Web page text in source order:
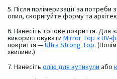
5. Після полімеризації за потреби
опил, скоригуйте форму та
6. Нанесіть топове покриття. Для
використовувати Mirror Top з UV-
покриття —Ultra Strong Top.
хвилини.)
7. Нанесіть олію для кутикули або